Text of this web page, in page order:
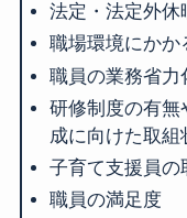
法定・法定外休
職場環境にかか
職員の業務省力
研修制度の有
成に向けた取組
子育て支援員の
職員の満足度